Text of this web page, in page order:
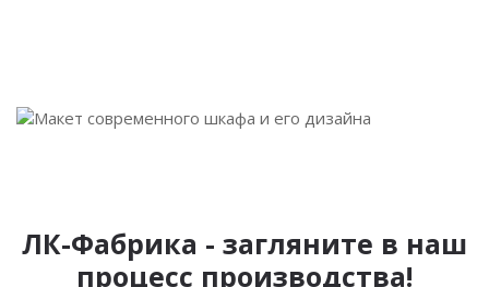
ЛК-Фабрика - загляните в наш
процесс производства!